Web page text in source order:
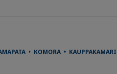
• KOMORA •